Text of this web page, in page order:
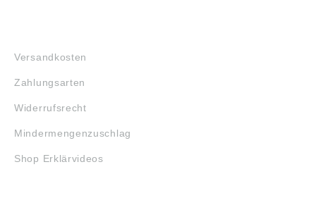
Versandkosten
Zahlungsarten
Widerrufsrecht
Mindermengenzuschlag
Shop Erklärvideos